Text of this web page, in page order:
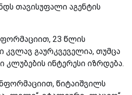
თავისუფალი აგენტის
23 წლის
კვლავ გაურკვეველია, თუმცა
ინტერესი იზრდება.
წიტაიშვილს